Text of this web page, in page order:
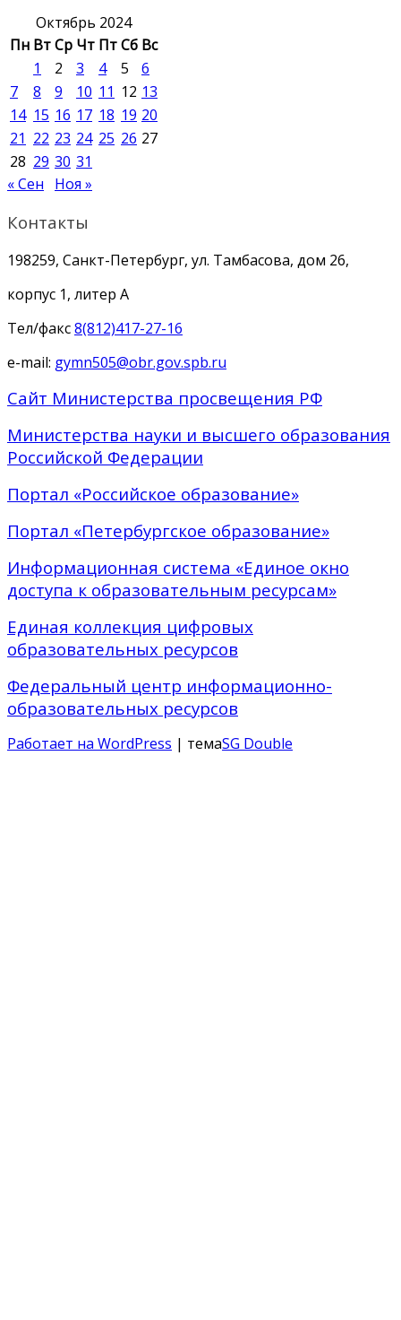
Октябрь 2024
Пн ВтСр Чт ПтСб Вс
1
2 3 4 5
6
7
8 9 10 11 12 13
14 15 16 17 18 19 20
21 22 23 24 25 26 27
28 29 30 31
« Сен
Ноя »
Контакты
198259, Санкт-Петербург, ул. Тамбасова, дом 26,
корпус 1, литер А
Тел/факс8(812)417-27-16
e-mail: gymn505@obr.gov.spb.ru
Сайт Министерства просвещения РФ
Министерства науки и высшего образования
Российской Федерации
Портал «Российское образование»
Портал «Петербургское образование»
Информационная система «Единое окно
доступа к образовательным ресурсам»
Единая коллекция цифровых
образовательных ресурсов
Федеральный центр информационно-
образовательных ресурсов
Работает на WordPress | темаSG Double